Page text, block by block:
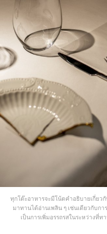
ทุกโต๊ะอาหารจะมีโน้ตคำอธิบายเกี่ยว
มาทานได้อ่านเพลิน ๆ เช่นเดียวกับก
เป็นการเพิ่มอรรถรสในระหว่างที่